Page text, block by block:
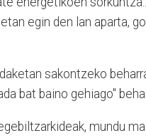
egin den lan aparta,
sakontzeko
bat baino gehiago"
mundu